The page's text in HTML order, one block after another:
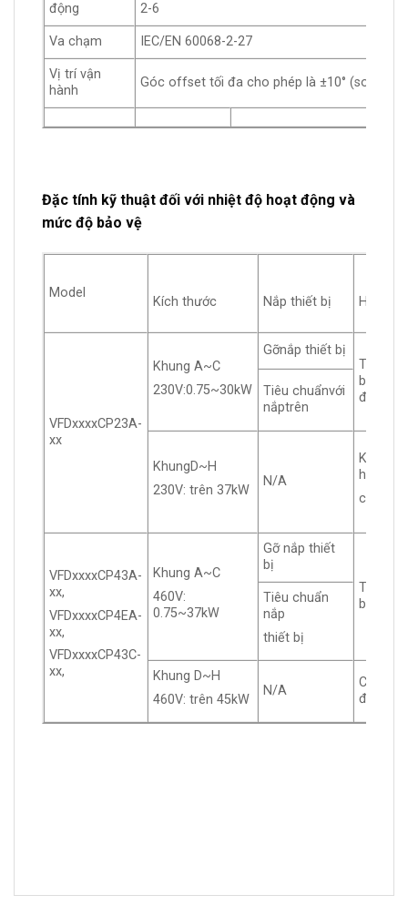
động
2-6
Va chạm IEC/EN 60068-2-27
Vị trí vận
hành
Góc offset tối đa cho phép là ±10° (so với
Đặc tính kỹ thuật đối với nhiệt độ hoạt động và
mức độ bảo vệ
Model
Kích thước Nắp thiết bị Hộp
VFDxxxxCP23A-
xx
Khung A~C
230V:0.75~30kW
Gỡnắp thiết bị
Tiêu
bảng
điện
Tiêu chuẩnvới
nắptrên
KhungD~H
230V: trên 37kW
N/A
Không
hộp
cáp
VFDxxxxCP43A-
xx,
VFDxxxxCP4EA-
xx,
VFDxxxxCP43C-
xx,
Khung A~C
460V:
0.75~37kW
Gỡ nắp thiết
bị
Tiêu
bản
Tiêu chuẩn
nắp
thiết bị
Khung D~H
460V: trên 45kW
N/A
Có hộp
điện